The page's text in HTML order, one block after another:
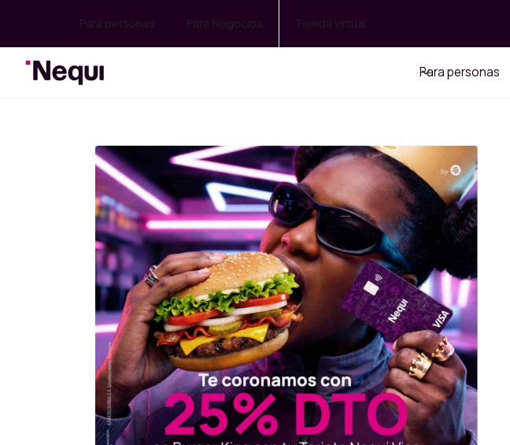
Para personas Para Negocios Tienda virtual
Para personas